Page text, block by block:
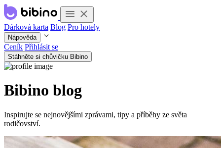
Dárková karta Blog Pro hotely
Nápověda
Ceník Přihlásit se
Stáhněte si chůvičku Bibino
Bibino blog
Inspirujte se nejnovějšími zprávami, tipy a příběhy ze světa
rodičovství.